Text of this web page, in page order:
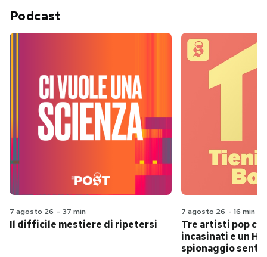
Podcast
7 agosto 26 - 37 min
Il difficile mestiere di ripetersi
7 agosto 26 - 16 min
Tre artisti pop
incasinati e un
spionaggio